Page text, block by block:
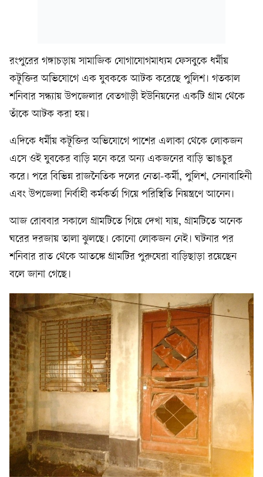
রংপুরের গঙ্গাচড়ায় সামাজিক যোগাযোগমাধ্যম ফেসবুকে ধর্মীয়
কটূক্তির অভিযোগে এক যুবককে আটক করেছে পুলিশ। গতকাল
শনিবার সন্ধ্যায় উপজেলার বেতগাড়ী ইউনিয়নের একটি গ্রাম থেকে
তাঁকে আটক করা হয়।
এদিকে ধর্মীয় কটূক্তির অভিযোগে পাশের এলাকা থেকে লোকজন
এসে ওই যুবকের বাড়ি মনে করে অন্য একজনের বাড়ি ভাঙচুর
করে। পরে বিভিন্ন রাজনৈতিক দলের নেতা-কর্মী, পুলিশ, সেনাবাহিনী
এবং উপজেলা নির্বাহী কর্মকর্তা গিয়ে পরিস্থিতি নিয়ন্ত্রণে আনেন।
আজ রোববার সকালে গ্রামটিতে গিয়ে দেখা যায়, গ্রামটিতে অনেক
ঘরের দরজায় তালা ঝুলছে। কোনো লোকজন নেই। ঘটনার পর
শনিবার রাত থেকে আতঙ্কে গ্রামটির পুরুষেরা বাড়িছাড়া রয়েছেন
বলে জানা গেছে।